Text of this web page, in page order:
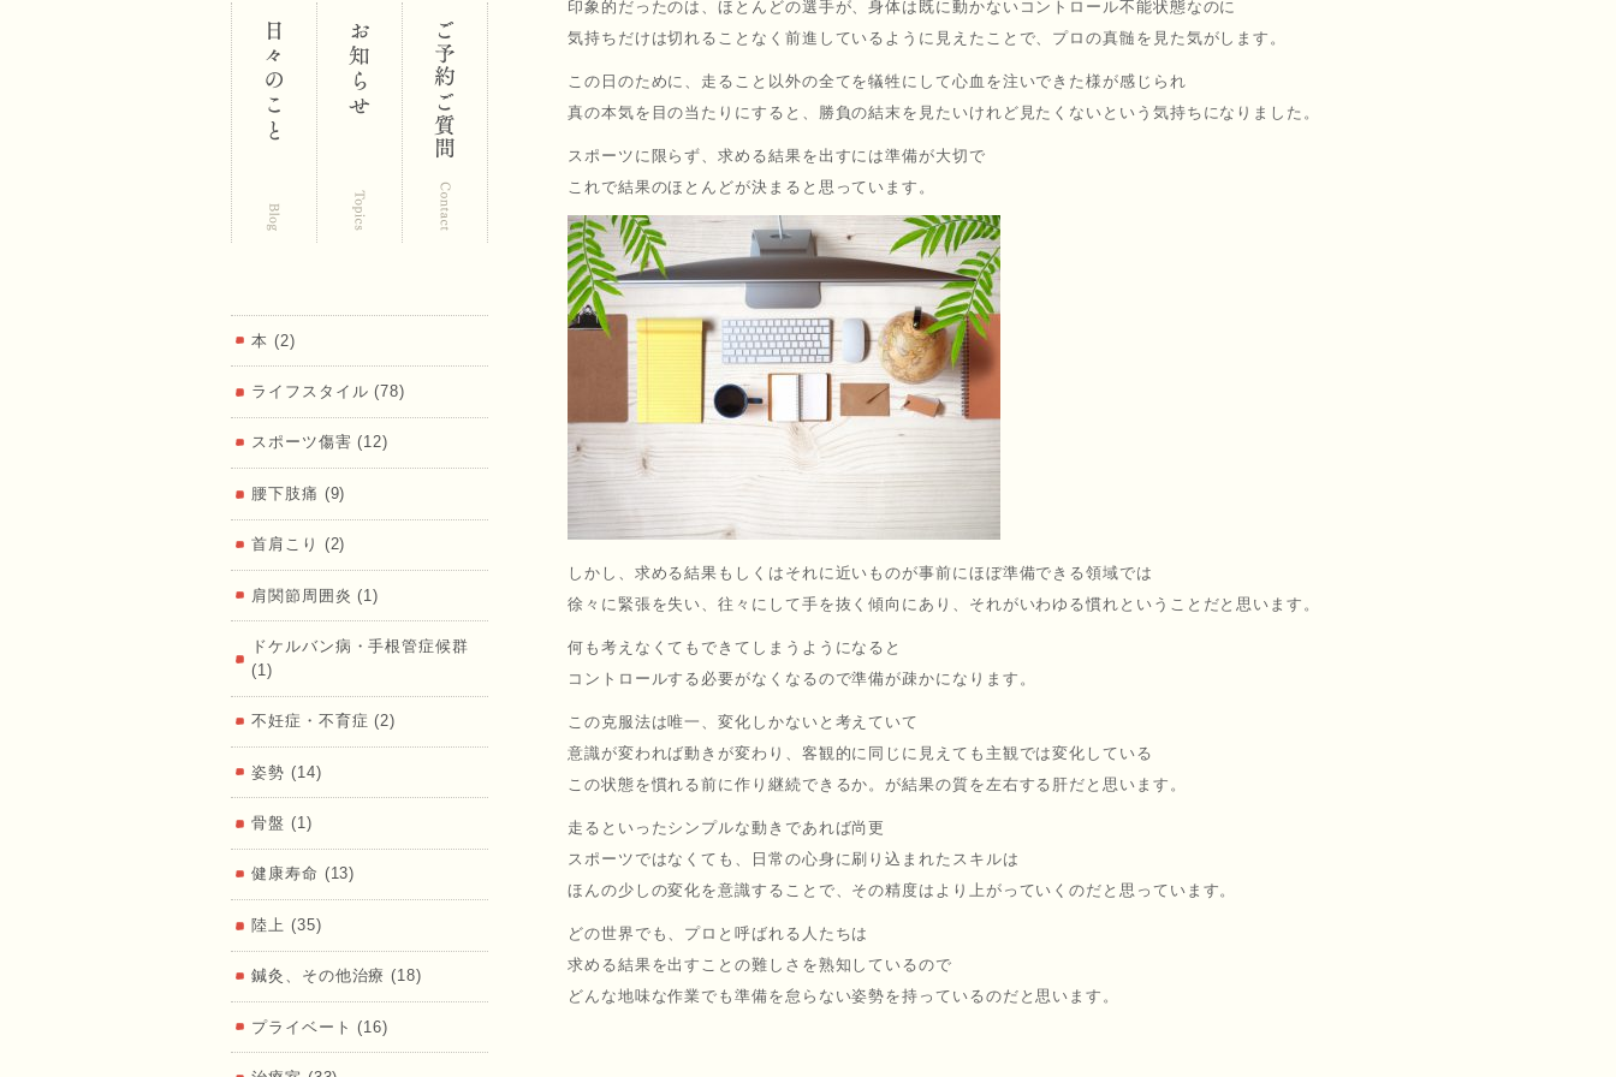
区 鍼･灸･
マッサー
ジ 福匠庵
（ふくし
ょうあ
印象的だったのは、ほとんどの選手が、身体は既に動かないコントロール不能状態なのに
気持ちだけは切れることなく前進しているように見えたことで、プロの真髄を見た気がします。
この日のために、走ること以外の全てを犠牲にして心血を注いできた様が感じられ
真の本気を目の当たりにすると、勝負の結末を見たいけれど見たくないという気持ちになりました。
スポーツに限らず、求める結果を出すには準備が大切で
これで結果のほとんどが決まると思っています。
しかし、求める結果もしくはそれに近いものが事前にほぼ準備できる領域では
徐々に緊張を失い、往々にして手を抜く傾向にあり、それがいわゆる慣れということだと思います。
何も考えなくてもできてしまうようになると
コントロールする必要がなくなるので準備が疎かになります。
この克服法は唯一、変化しかないと考えていて
意識が変われば動きが変わり、客観的に同じに見えても主観では変化している
この状態を慣れる前に作り継続できるか。が結果の質を左右する肝だと思います。
走るといったシンプルな動きであれば尚更
スポーツではなくても、日常の心身に刷り込まれたスキルは
ほんの少しの変化を意識することで、その精度はより上がっていくのだと思っています。
どの世界でも、プロと呼ばれる人たちは
求める結果を出すことの難しさを熟知しているので
どんな地味な作業でも準備を怠らない姿勢を持っているのだと思います。
本 (2)
ライフスタイル (78)
スポーツ傷害 (12)
腰下肢痛 (9)
首肩こり (2)
肩関節周囲炎 (1)
ドケルバン病・手根管症候群
(1)
不妊症・不育症 (2)
姿勢 (14)
骨盤 (1)
健康寿命 (13)
陸上 (35)
鍼灸、その他治療 (18)
プライベート (16)